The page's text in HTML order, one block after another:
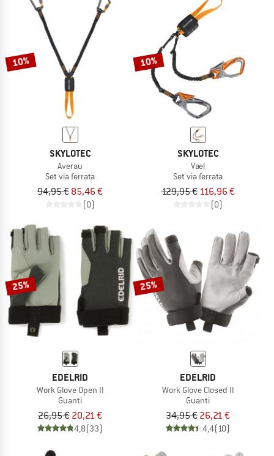
10%
SKYLOTEC
Averau
Set via ferrata
94,95 € 85,46 €
(0)
10%
SKYLOTEC
Vael
Set via ferrata
129,95 € 116,96 €
(0)
25%
EDELRID
Work Glove Open II
Guanti
26,95 € 20,21 €
4,8(33)
25%
EDELRID
Work Glove Closed II
Guanti
34,95 € 26,21 €
4,4(10)